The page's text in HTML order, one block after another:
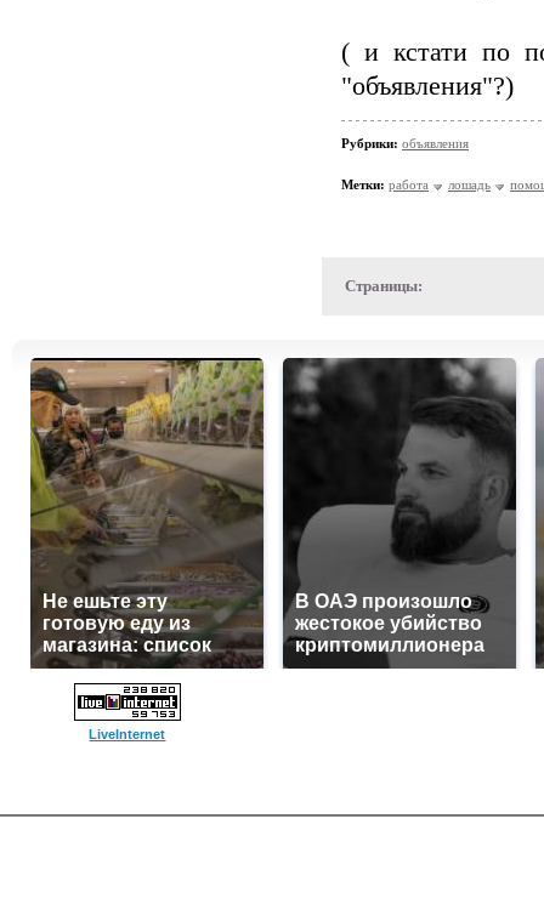
( и кстати по
"объявления"?)
Рубрики: объявления
Метки: работа лошадь
Страницы:
Не ешьте эту
готовую еду из
магазина: список
В ОАЭ произошло
жестокое убийство
криптомиллионера
LiveInternet